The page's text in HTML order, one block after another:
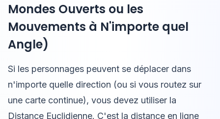
Mondes Ouverts ou les
Mouvements à N'importe quel
Angle)
Si les personnages peuvent se déplacer dans
n'importe quelle direction (ou si vous routez sur
une carte continue), vous devez utiliser la
Distance Euclidienne. C'est la distance en ligne